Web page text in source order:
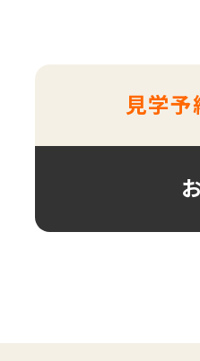
見学予